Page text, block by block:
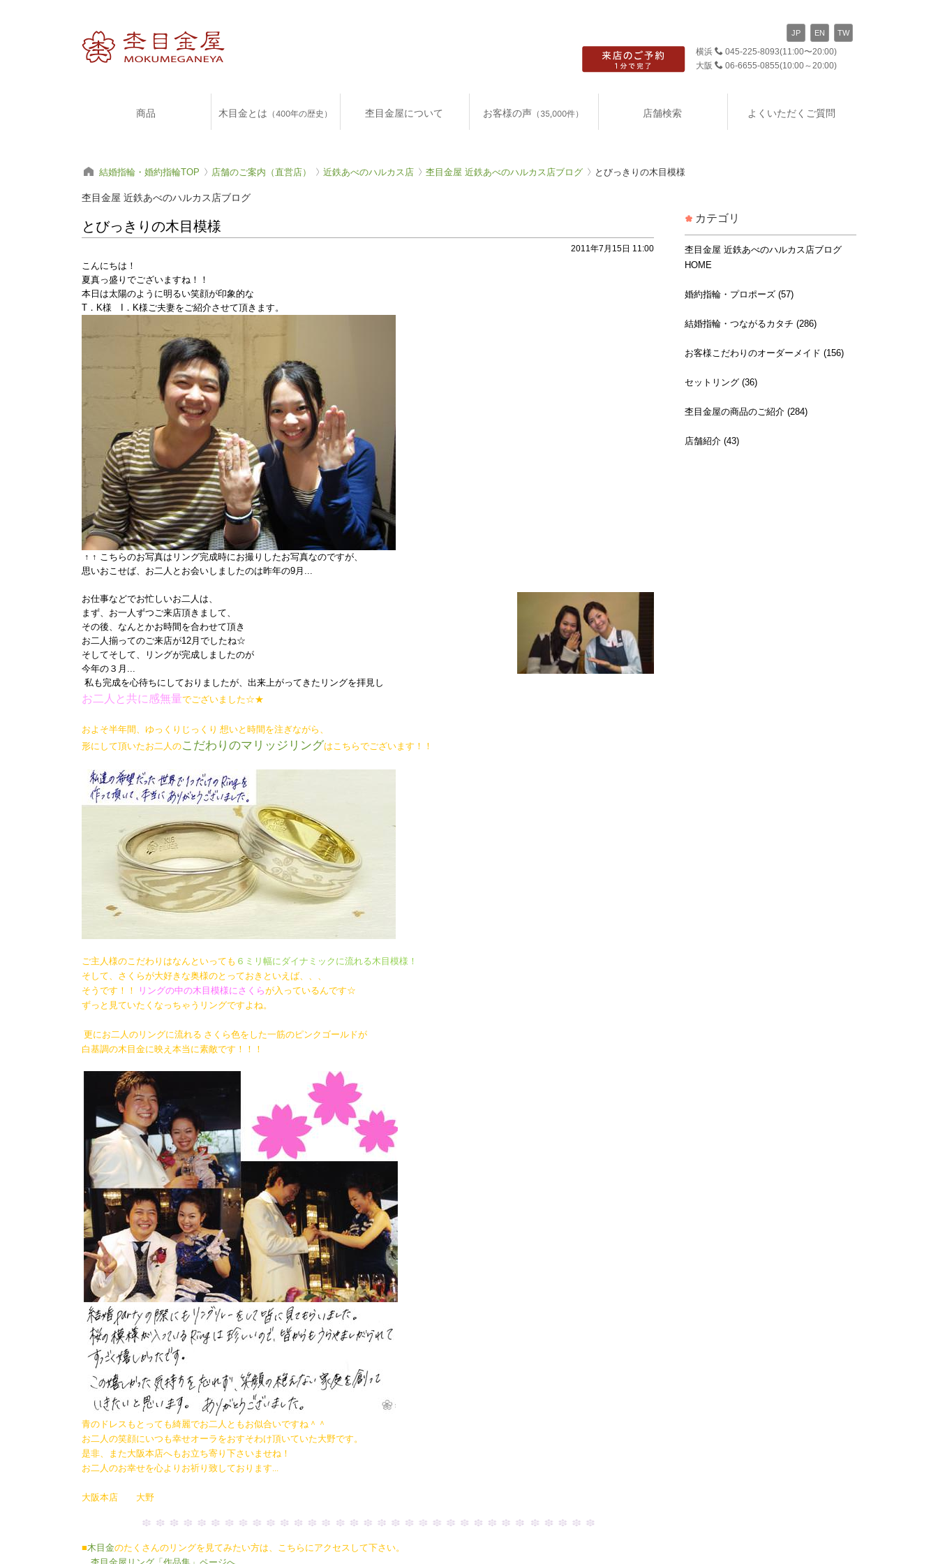
横浜 045-225-8093(11:00〜20:00)
大阪
06-6655-0855(10:00～20:00)
JP EN TW
商品 木目金とは （400年の歴史） 杢目金屋について お客様の声 （35,000件） 店舗検索 よくいただくご質問
結婚指輪・婚約指輪TOP 店舗のご案内（直営店） 近鉄あべのハルカス店 杢目金屋 近鉄あべのハルカス店ブログ とびっきりの木目模様
杢目金屋 近鉄あべのハルカス店ブログ
とびっきりの木目模様
2011年7月15日 11:00
こんにちは！
夏真っ盛りでございますね！！
本日は太陽のように明るい笑顔が印象的な
T．K様 I．K様ご夫妻をご紹介させて頂きます。
↑ ↑ こちらのお写真はリング完成時にお撮りしたお写真なのですが、
思いおこせば、お二人とお会いしましたのは昨年の9月...
お仕事などでお忙しいお二人は、
まず、お一人ずつご来店頂きまして、
その後、なんとかお時間を合わせて頂き
お二人揃ってのご来店が12月でしたね☆
そしてそして、リングが完成しましたのが
今年の３月...
私も完成を心待ちにしておりましたが、出来上がってきたリングを拝見し
お二人と共に感無量でございました☆★
およそ半年間、ゆっくりじっくり 想いと時間を注ぎながら、
形にして頂いたお二人のこだわりのマリッジリングはこちらでございます！！
ご主人様のこだわりはなんといっても ６ミリ幅にダイナミックに流れる木目模様！
そして、さくらが大好きな奥様のとっておきといえば、、、
そうです！！
リングの中の木目模様にさくらが入っているんです☆
ずっと見ていたくなっちゃうリングですよね。
更にお二人のリングに流れる さくら色をした一筋のピンクゴールドが
白基調の木目金に映え本当に素敵です！！！
青のドレスもとっても綺麗でお二人ともお似合いですね＾＾
お二人の笑顔にいつも幸せオーラをおすそわけ頂いていた大野です。
是非、また大阪本店へもお立ち寄り下さいませね！
お二人のお幸せを心よりお祈り致しております...
大阪本店 大野
■木目金のたくさんのリングを見てみたい方は、こちらにアクセスして下さい。
カテゴリ
杢目金屋 近鉄あべのハルカス店ブログ
HOME
婚約指輪・プロポーズ (57)
結婚指輪・つながるカタチ (286)
お客様こだわりのオーダーメイド (156)
セットリング (36)
杢目金屋の商品のご紹介 (284)
店舗紹介 (43)